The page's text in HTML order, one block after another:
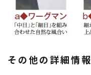
その他の詳細情報